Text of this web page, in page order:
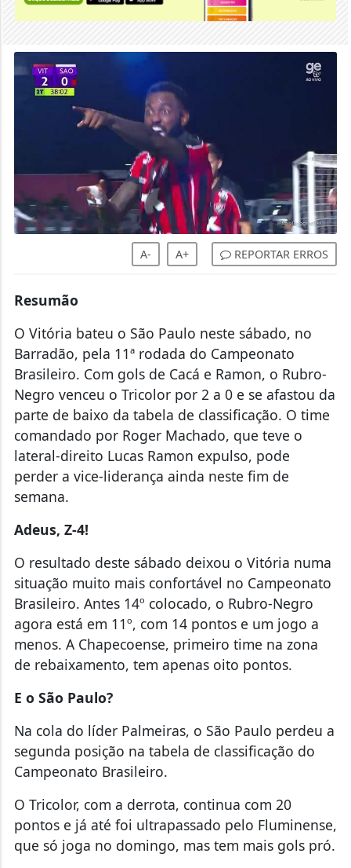
A- A+ REPORTAR ERROS
Resumão
O Vitória bateu o São Paulo neste sábado, no
Barradão, pela 11ª rodada do Campeonato
Brasileiro. Com gols de Cacá e Ramon, o Rubro-
Negro venceu o Tricolor por 2 a 0 e se afastou da
parte de baixo da tabela de classificação. O time
comandado por Roger Machado, que teve o
lateral-direito Lucas Ramon expulso, pode
perder a vice-liderança ainda neste fim de
semana.
Adeus, Z-4!
O resultado deste sábado deixou o Vitória numa
situação muito mais confortável no Campeonato
Brasileiro. Antes 14º colocado, o Rubro-Negro
agora está em 11º, com 14 pontos e um jogo a
menos. A Chapecoense, primeiro time na zona
de rebaixamento, tem apenas oito pontos.
E o São Paulo?
Na cola do líder Palmeiras, o São Paulo perdeu a
segunda posição na tabela de classificação do
Campeonato Brasileiro.
O Tricolor, com a derrota, continua com 20
pontos e já até foi ultrapassado pelo Fluminense,
que só joga no domingo, mas tem mais gols pró.